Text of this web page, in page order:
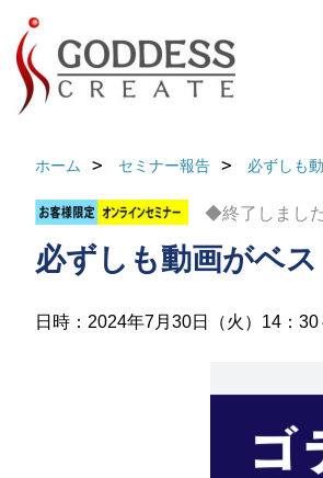
ホーム セミナー報告 必ずしも
◆終了しまし
必ずしも動画がベ
日時：2024年7月30日（火）14：